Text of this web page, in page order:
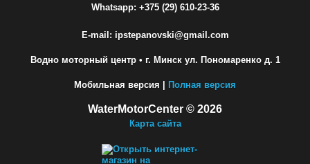
Whatsapp: +375 (29) 610-23-36
E-mail: ipstepanovski@gmail.com
Водно моторный центр• г. Минск ул. Пономаренко д. 1
Мобильная версия | Полная версия
WaterMotorCenter © 2026
Карта сайта